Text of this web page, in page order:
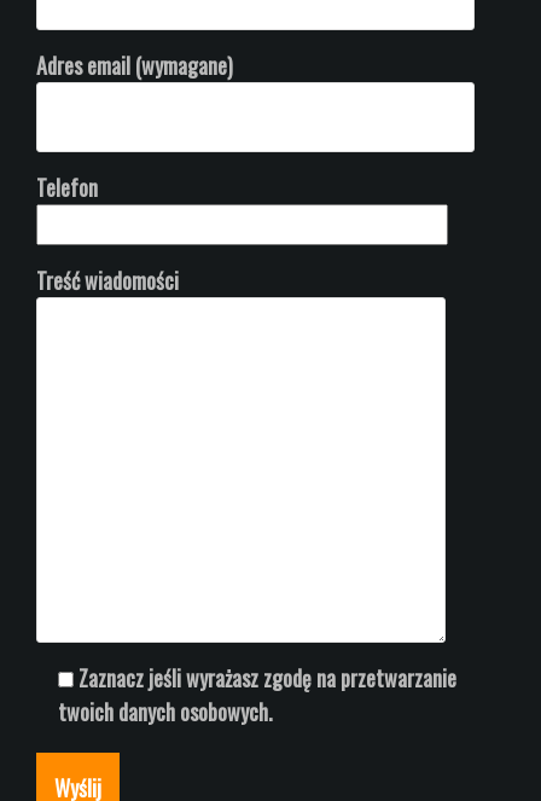
Adres email (wymagane)
Telefon
Treść wiadomości
Zaznacz jeśli wyrażasz zgodę na przetwarzanie
twoich danych osobowych.